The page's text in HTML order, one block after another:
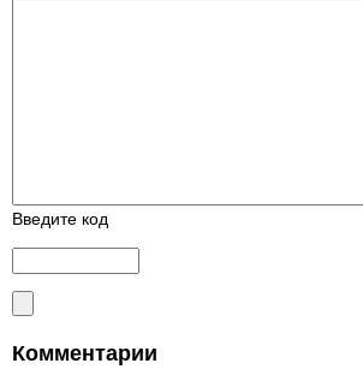
Введите код
Комментарии